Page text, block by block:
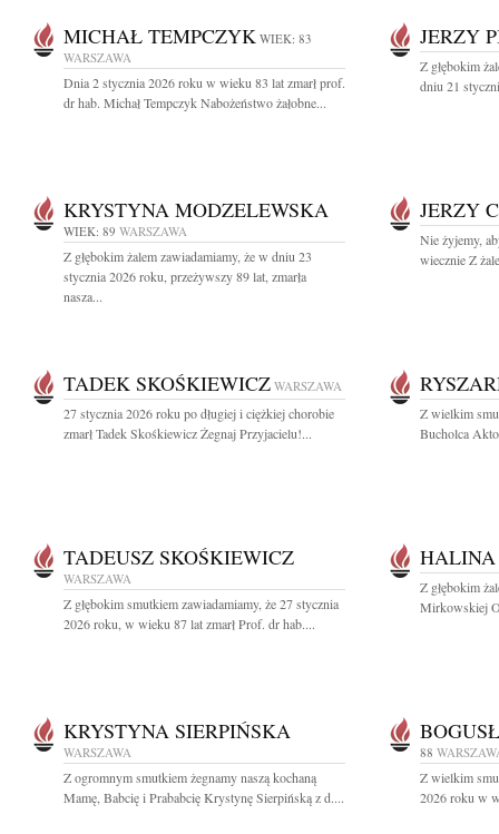
MICHAŁ TEMPCZYK WIEK: 83
WARSZAWA
Dnia 2 stycznia 2026 roku w wieku 83 lat zmarł prof.
dr hab. Michał Tempczyk Nabożeństwo żałobne...
JERZY
Z głębokim
dniu 21
KRYSTYNA MODZELEWSKA
WIEK: 89 WARSZAWA
Z głębokim żalem zawiadamiamy, że w dniu 23
stycznia 2026 roku, przeżywszy 89 lat, zmarła
nasza...
JERZY
Nie żyjemy,
wiecznie Z
TADEK SKOŚKIEWICZ WARSZAWA
27 stycznia 2026 roku po długiej i ciężkiej chorobie
zmarł Tadek Skośkiewicz Żegnaj Przyjacielu!...
Z wielkim
Bucholca
TADEUSZ SKOŚKIEWICZ
WARSZAWA
Z głębokim smutkiem zawiadamiamy, że 27 stycznia
2026 roku, w wieku 87 lat zmarł Prof. dr hab....
HALINA
Z głębokim
Mirkowskiej
KRYSTYNA SIERPIŃSKA
WARSZAWA
Z ogromnym smutkiem żegnamy naszą kochaną
Mamę, Babcię i Prababcię Krystynę Sierpińską z d....
88
Z wielkim
2026 roku w